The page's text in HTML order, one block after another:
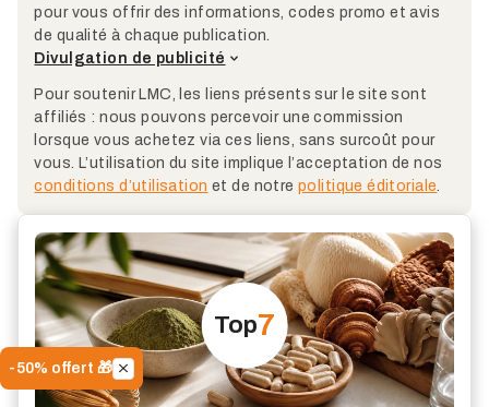
-50% offert 🎁
pour vous offrir des informations, codes promo et avis
de qualité à chaque publication.
Divulgation de publicité
Pour soutenir LMC, les liens présents sur le site sont
affiliés : nous pouvons percevoir une commission
lorsque vous achetez via ces liens, sans surcoût pour
vous. L’utilisation du site implique l’acceptation de nos
conditions d’utilisation et de notrepolitique éditoriale
Top7